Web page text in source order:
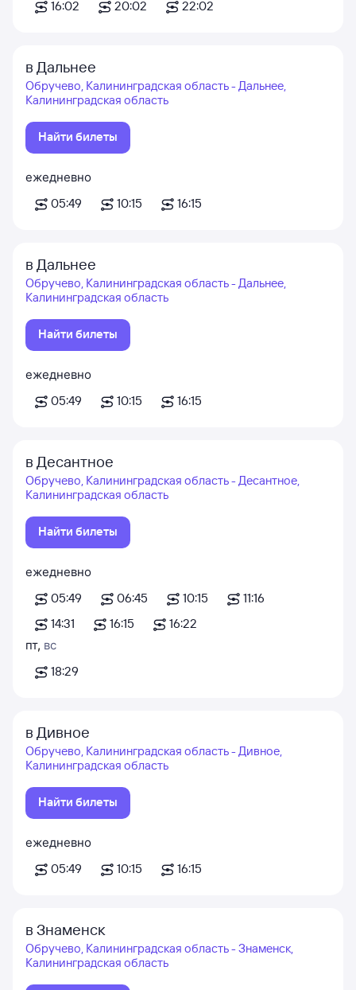
16:02 20:02 22:02
в Дальнее
Обручево, Калининградская область - Дальнее,
Калининградская область
Найти билеты
ежедневно
05:49
10:15 16:15
в Дальнее
Обручево, Калининградская область - Дальнее,
Калининградская область
Найти билеты
ежедневно
05:49
10:15 16:15
в Десантное
Обручево, Калининградская область - Десантное,
Калининградская область
Найти билеты
ежедневно
05:49
06:45 10:15
11:16
14:31
16:15
16:22
пт, вс
18:29
в Дивное
Обручево, Калининградская область - Дивное,
Калининградская область
Найти билеты
ежедневно
05:49
10:15 16:15
в Знаменск
Обручево, Калининградская область - Знаменск,
Калининградская область